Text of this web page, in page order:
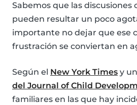
Sabemos que las discusiones
pueden resultar un poco
importante no dejar que ese
frustración se conviertan en
Según el New York Times y un
del Journal of Child
familiares en las que hay